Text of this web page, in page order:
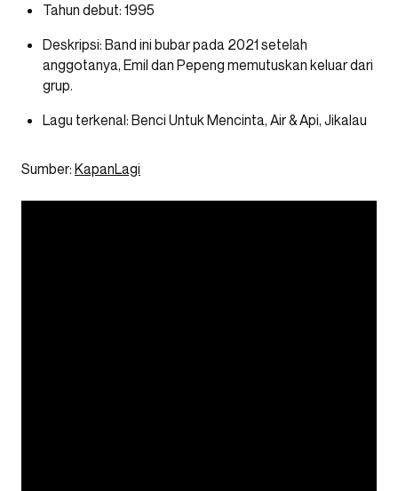
Tahun debut: 1995
Deskripsi: Band ini bubar pada 2021 setelah
anggotanya, Emil dan Pepeng memutuskan keluar dari
grup.
Lagu terkenal: Benci Untuk Mencinta, Air & Api, Jikalau
Sumber: KapanLagi